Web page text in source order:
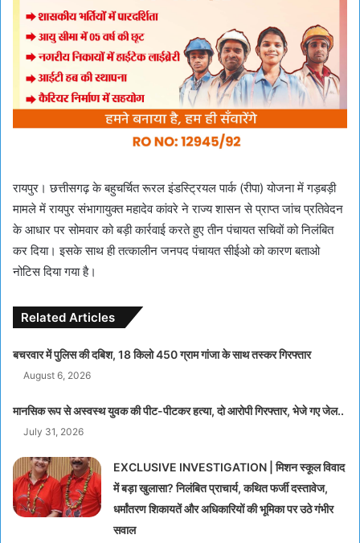
रायपुर। छत्तीसगढ़ के बहुचर्चित रूरल इंडस्ट्रियल पार्क (रीपा) योजना में गड़बड़ी
मामले में रायपुर संभागायुक्त महादेव कांवरे ने राज्य शासन से प्राप्त जांच प्रतिवेदन
के आधार पर सोमवार को बड़ी कार्रवाई करते हुए तीन पंचायत सचिवों को निलंबित
कर दिया। इसके साथ ही तत्कालीन जनपद पंचायत सीईओ को कारण बताओ
नोटिस दिया गया है।
Related Articles
बचरवार में पुलिस की दबिश, 18 किलो 450 ग्राम गांजा के साथ तस्कर गिरफ्तार
August 6, 2026
मानसिक रूप से अस्वस्थ युवक की पीट-पीटकर हत्या, दो आरोपी गिरफ्तार, भेजे गए जेल..
July 31, 2026
EXCLUSIVE INVESTIGATION | मिशन स्कूल विवाद
में बड़ा खुलासा? निलंबित प्राचार्य, कथित फर्जी दस्तावेज,
धर्मांतरण शिकायतें और अधिकारियों की भूमिका पर उठे गंभीर
सवाल